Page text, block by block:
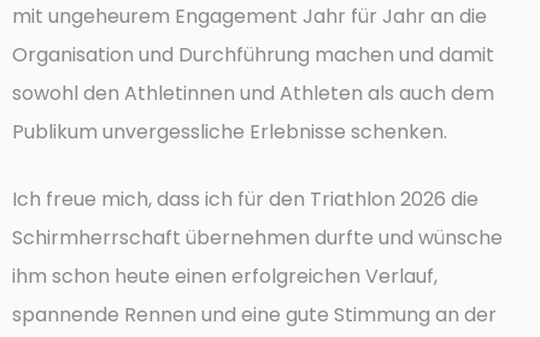
mit ungeheurem Engagement Jahr für Jahr an die
Organisation und Durchführung machen und damit
sowohl den Athletinnen und Athleten als auch dem
Publikum unvergessliche Erlebnisse schenken.
Ich freue mich, dass ich für den Triathlon 2026 die
Schirmherrschaft übernehmen durfte und wünsche
ihm schon heute einen erfolgreichen Verlauf,
spannende Rennen und eine gute Stimmung an der